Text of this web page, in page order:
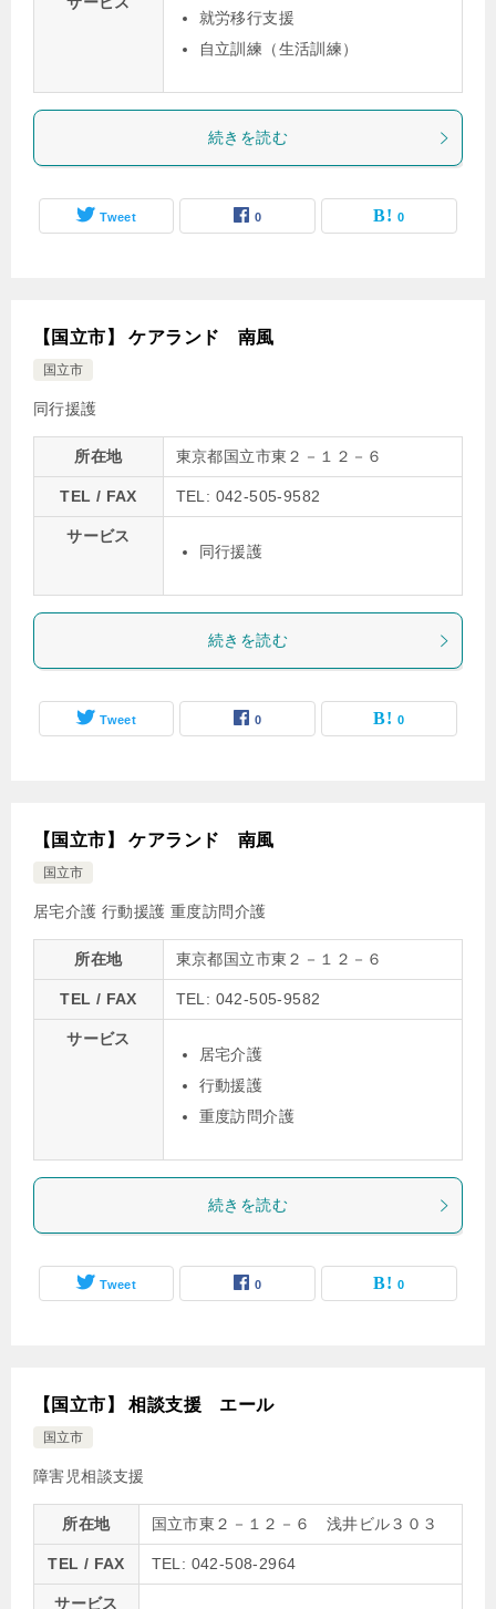
就労移行支援
自立訓練（生活訓練）
続きを読む
Tweet 0 0
【国立市】 ケアランド 南風
国立市
同行援護
所在地 東京都国立市東２－１２－６
TEL / FAX TEL: 042-505-9582
サービス
同行援護
続きを読む
Tweet 0 0
【国立市】 ケアランド 南風
国立市
居宅介護 行動援護 重度訪問介護
所在地 東京都国立市東２－１２－６
TEL / FAX TEL: 042-505-9582
サービス
居宅介護
行動援護
重度訪問介護
続きを読む
Tweet 0 0
【国立市】 相談支援 エール
国立市
障害児相談支援
所在地 国立市東２－１２－６ 浅井ビル３０３
TEL / FAX TEL: 042-508-2964
サービス